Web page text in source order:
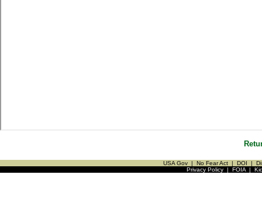
USA Gov | No Fear Act | DOI |
Privacy Policy| FOIA|